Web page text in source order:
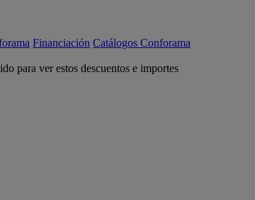
Financiación Catálogos Conforama
para ver estos descuentos e importes